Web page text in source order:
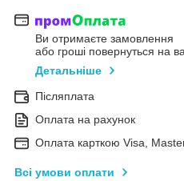
Ви отримаєте замовлення
або гроші повернуться на
Детальніше
Післяплата
Оплата на рахунок
Оплата карткою Visa,
Всі умови оплати